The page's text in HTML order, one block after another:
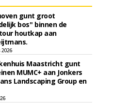
gunt groot
bos'' binnen de
houtkap aan
Maastricht gunt
MUMC+ aan Jonkers
Landscaping Group en